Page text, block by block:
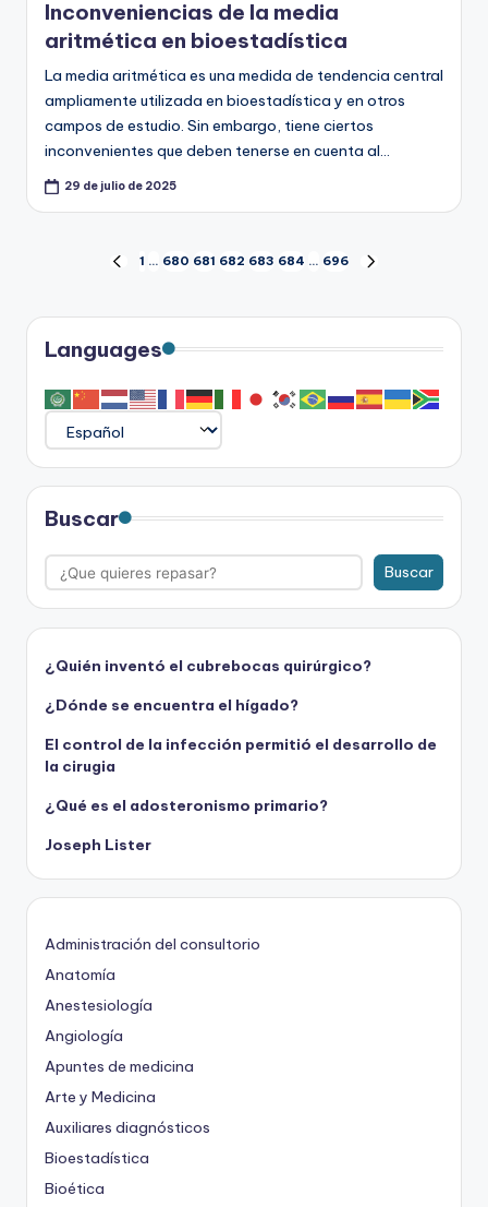
Inconveniencias de la media
aritmética en bioestadística
La media aritmética es una medida de tendencia central
ampliamente utilizada en bioestadística y en otros
campos de estudio. Sin embargo, tiene ciertos
inconvenientes que deben tenerse en cuenta al…
29 de julio de 2025
Paginación
de
entradas
PÁGINA
1 … 680 681 682 683 684 … 696
Languages
Buscar
Buscar
¿Quién inventó el cubrebocas quirúrgico?
¿Dónde se encuentra el hígado?
El control de la infección permitió el desarrollo de
la cirugia
¿Qué es el adosteronismo primario?
Joseph Lister
Administración del consultorio
Anatomía
Anestesiología
Angiología
Apuntes de medicina
Arte y Medicina
Auxiliares diagnósticos
Bioestadística
Bioética